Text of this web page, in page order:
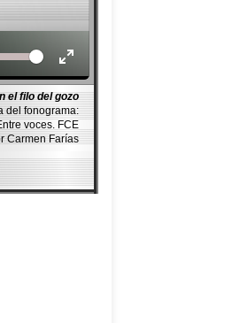
Volume
el filo del gozo
del fonograma:
voces. FCE
Carmen Farías